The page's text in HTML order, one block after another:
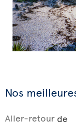
Nos
Aller-retour de